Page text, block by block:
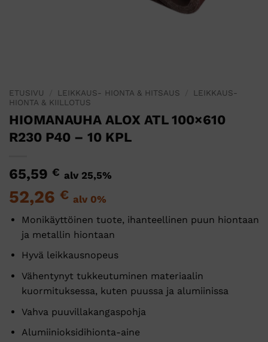
ETUSIVU LEIKKAUS- HIONTA & HITSAUS
LEIKKAUS-
HIONTA & KIILLOTUS
HIOMANAUHA ALOX ATL 100×610
R230 P40 – 10 KPL
65,59 € alv 25,5%
52,26 € alv 0%
Monikäyttöinen tuote, ihanteellinen puun hiontaan
ja metallin hiontaan
Hyvä leikkausnopeus
Vähentynyt tukkeutuminen materiaalin
kuormituksessa, kuten puussa ja alumiinissa
Vahva puuvillakangaspohja
Alumiinioksidihionta-aine